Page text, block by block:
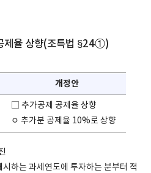
제율 상향(조특법 §24①)
개정안
□ 추가공제 공제율 상향
ㅇ 추가분 공제율 10%로 상향
시하는 과세연도에 투자하는 분부터 적